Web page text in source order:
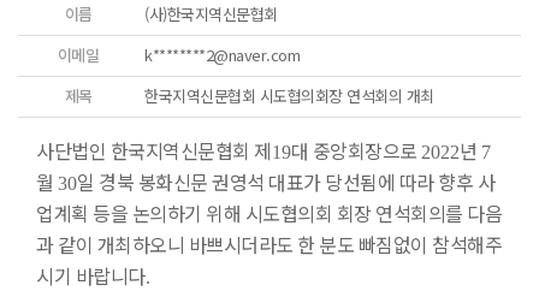
이름
(사)한국지역신문협회
이메일
k********2@naver.com
제목
한국지역신문협회 시도협의회장 연석회의 개최
사단법인 한국지역신문협회 제19대 중앙회장으로 2022년 7
월 30일 경북 봉화신문 권영석 대표가 당선됨에 따라 향후 사
업계획 등을 논의하기 위해 시도협의회 회장 연석회의를 다음
과 같이 개최하오니 바쁘시더라도 한 분도 빠짐없이 참석해주
시기 바랍니다.